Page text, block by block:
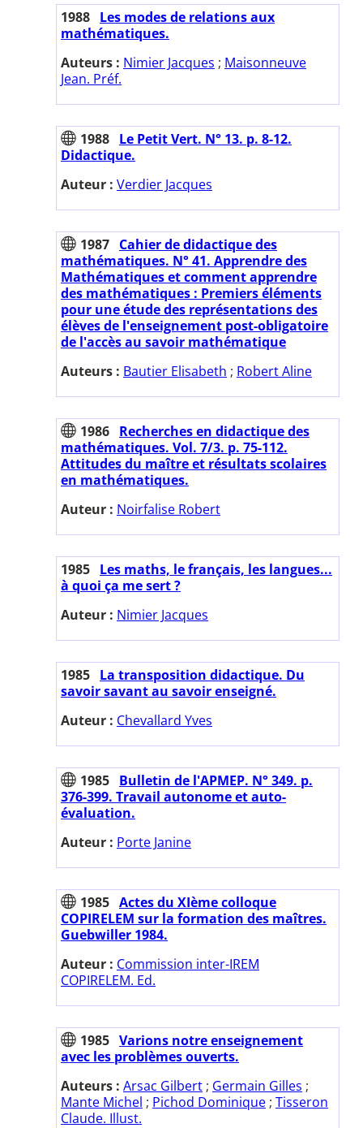
1988 Les modes de relations aux
mathématiques.
Auteurs : Nimier Jacques ; Maisonneuve
Jean. Préf.
1988 Le Petit Vert. N° 13. p. 8-12.
Didactique.
Auteur : Verdier Jacques
1987 Cahier de didactique des
mathématiques. N° 41. Apprendre des
Mathématiques et comment apprendre
des mathématiques : Premiers éléments
pour une étude des représentations des
élèves de l'enseignement post-obligatoire
de l'accès au savoir mathématique
Auteurs : Bautier Elisabeth ; Robert Aline
1986 Recherches en didactique des
mathématiques. Vol. 7/3. p. 75-112.
Attitudes du maître et résultats scolaires
en mathématiques.
Auteur : Noirfalise Robert
1985 Les maths, le français, les langues...
à quoi ça me sert ?
Auteur : Nimier Jacques
1985 La transposition didactique. Du
savoir savant au savoir enseigné.
Auteur : Chevallard Yves
1985 Bulletin de l'APMEP. N° 349. p.
376-399. Travail autonome et auto-
évaluation.
Auteur : Porte Janine
1985 Actes du XIème colloque
COPIRELEM sur la formation des maîtres.
Guebwiller 1984.
Auteur : Commission inter-IREM
COPIRELEM. Ed.
1985 Varions notre enseignement
avec les problèmes ouverts.
Auteurs : Arsac Gilbert ; Germain Gilles ;
Mante Michel ; Pichod Dominique ; Tisseron
Claude. Illust.